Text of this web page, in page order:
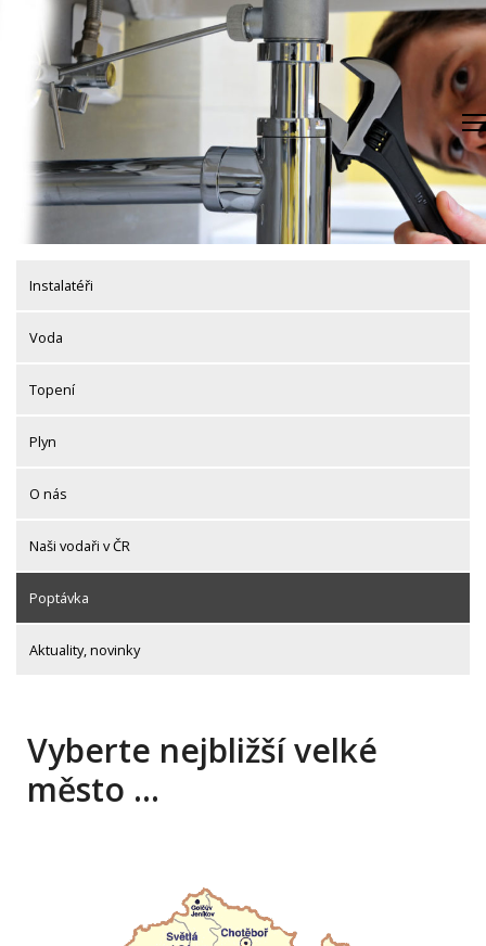
content
Instalatéři
Voda
Topení
Plyn
O nás
Naši vodaři v ČR
Poptávka
Aktuality, novinky
Vyberte nejbližší velké
město …